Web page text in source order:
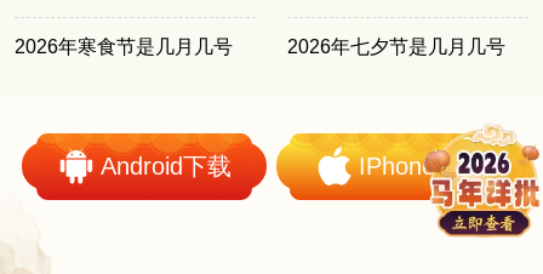
2026年寒食节是几月几号 2026年七夕节是几月几号
Android下载 IPhone下载